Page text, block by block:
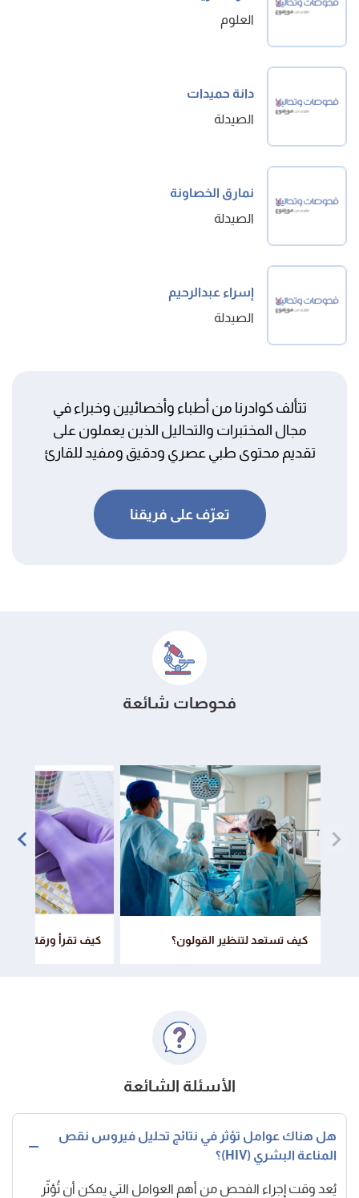
العلوم
دانة حميدات
الصيدلة
نمارق الخصاونة
الصيدلة
إسراء عبدالرحيم
الصيدلة
تتألف كوادرنا من أطباء وأخصائيين وخبراء في
مجال المختبرات والتحاليل الذين يعملون على
تقديم محتوى طبي عصري ودقيق ومفيد للقارئ
تعرّف على فريقنا
فحوصات شائعة
كيف تستعد لتنظير القولون؟ كيف تقرأ ورقة نتائج
الأسئلة الشائعة
هل هناك عوامل تؤثر في نتائج تحليل فيروس نقص
المناعة البشري (HIV)؟
يُعد وقت إجراء الفحص من أهم العوامل التي يمكن أن تُؤثّر